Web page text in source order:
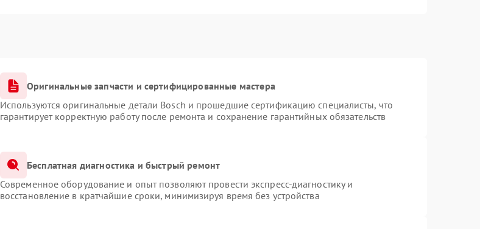
Оригинальные запчасти и сертифицированные мастера
Используются оригинальные детали Bosch и прошедшие сертификацию специалисты, что
гарантирует корректную работу после ремонта и сохранение гарантийных обязательств
Бесплатная диагностика и быстрый ремонт
Современное оборудование и опыт позволяют провести экспресс-диагностику и
восстановление в кратчайшие сроки, минимизируя время без устройства